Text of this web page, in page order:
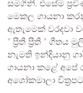
සමගිනි. එසේම
මෙකල ගායනා
ඇතැමෙක් වරදවා
” ප්‍රීතී ප්‍රීතී ” ගීතය
නැමති ඉන්දියානු
ගායනා කළේ අපේ
අශෝකමාලා